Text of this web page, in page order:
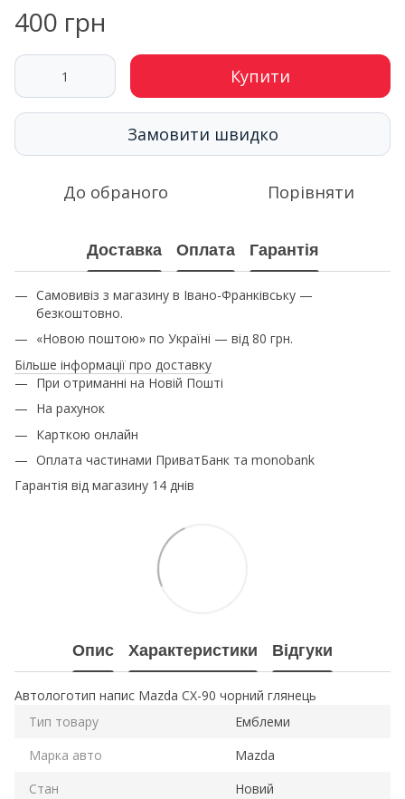
400 грн
Купити
Замовити швидко
До обраного Порівняти
Доставка Оплата Гарантія
Самовивіз з магазину в Івано-Франківську —
безкоштовно.
«Новою поштою» по Україні — від 80 грн.
Більше інформації про доставку
При отриманні на Новій Пошті
На рахунок
Карткою онлайн
Оплата частинами ПриватБанк та monobank
Гарантія від магазину 14 днів
Опис Характеристики Відгуки
Автологотип напис Mazda CX-90 чорний глянець
Тип товару
Емблеми
Марка авто
Mazda
Стан
Новий